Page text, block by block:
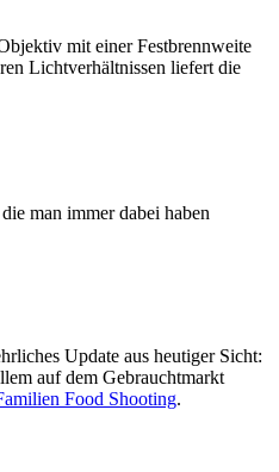
mit einer Festbrennweite
Lichtverhältnissen liefert die
man immer dabei haben
Update aus heutiger Sicht:
auf dem Gebrauchtmarkt
Food Shooting.